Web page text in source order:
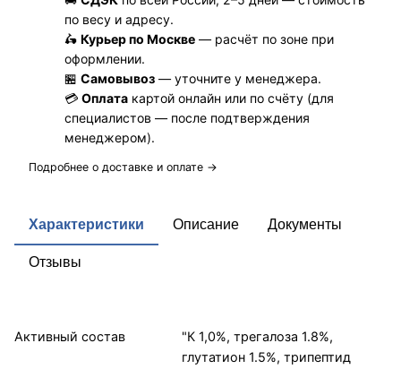
по весу и адресу.
🛵 Курьер по Москве — расчёт по зоне при
оформлении.
🏪 Самовывоз — уточните у менеджера.
💳 Оплата картой онлайн или по счёту (для
специалистов — после подтверждения
менеджером).
Подробнее о доставке и оплате →
Характеристики Описание Документы
Отзывы
Активный состав
"К 1,0%, трегалоза 1.8%,
глутатион 1.5%, трипептид